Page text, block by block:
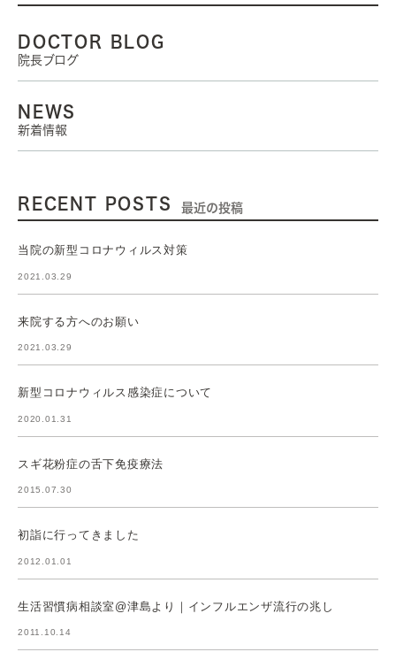
DOCTOR BLOG
院長ブログ
NEWS
新着情報
RECENT POSTS 最近の投稿
当院の新型コロナウィルス対策
2021.03.29
来院する方へのお願い
2021.03.29
新型コロナウィルス感染症について
2020.01.31
スギ花粉症の舌下免疫療法
2015.07.30
初詣に行ってきました
2012.01.01
生活習慣病相談室@津島より｜インフルエンザ流行の兆し
2011.10.14